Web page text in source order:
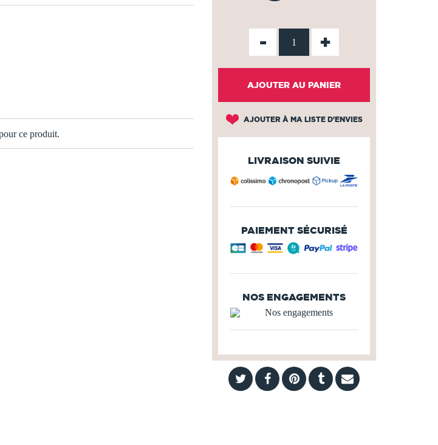
ce produit.
- +
AJOUTER AU PANIER
AJOUTER À MA LISTE D'ENVIES
LIVRAISON SUIVIE
PAIEMENT SÉCURISÉ
NOS ENGAGEMENTS